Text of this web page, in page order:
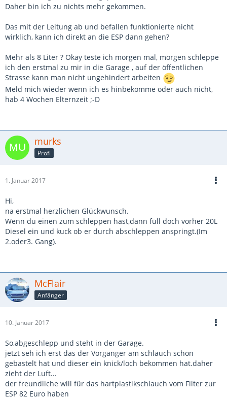
Daher bin ich zu nichts mehr gekommen.
Das mit der Leitung ab und befallen funktionierte nicht
wirklich, kann ich direkt an die ESP dann gehen?
Mehr als 8 Liter ? Okay teste ich morgen mal, morgen schleppe
ich den erstmal zu mir in die Garage , auf der öffentlichen
Strasse kann man nicht ungehindert arbeiten
Meld mich wieder wenn ich es hinbekomme oder auch nicht,
hab 4 Wochen Elternzeit ;-D
murks
Profi
1. Januar 2017
Hi,
na erstmal herzlichen Glückwunsch.
Wenn du einen zum schleppen hast,dann füll doch vorher 20L
Diesel ein und kuck ob er durch abschleppen anspringt.(Im
2.oder3. Gang).
McFlair
Anfänger
10. Januar 2017
So,abgeschlepp und steht in der Garage.
jetzt seh ich erst das der Vorgänger am schlauch schon
gebastelt hat und dieser ein knick/loch bekommen hat.daher
zieht der Luft...
der freundliche will für das hartplastikschlauch vom Filter zur
ESP 82 Euro haben